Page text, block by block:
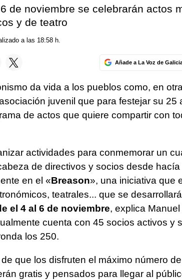
de noviembre se celebrarán actos
y de teatro
a las 18:58 h.
Añade a La Voz de
da vida a los pueblos como, en
juvenil que para festejar su 25
de actos que quiere compartir con
actividades para conmemorar un
de directivos y socios desde
en el «Breason», una iniciativa que
teatrales... que se
el 4 al 6 de noviembre, explica
cuenta con 45 socios activos y
los 250.
que los disfruten el máximo número
gratis y pensados para llegar al